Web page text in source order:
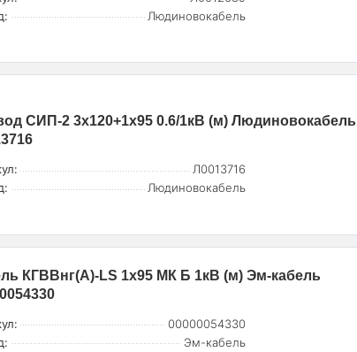
Людиновокабель
СИП-2 3х120+1х95 0.6/1кВ (м) Людиновокабель
Л0013716
Людиновокабель
КГВВнг(А)-LS 1х95 МК Б 1кВ (м) Эм-кабель
00000054330
Эм-кабель